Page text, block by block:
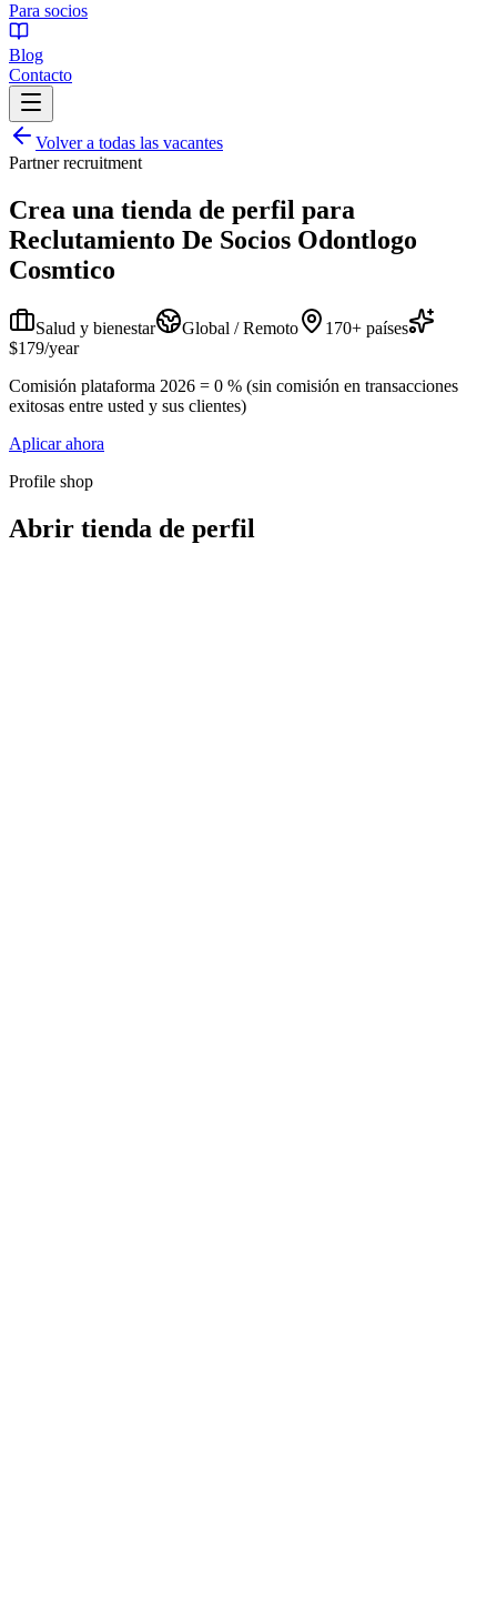
Para socios
Blog
Contacto
Volver a todas las vacantes
Partner recruitment
Crea una tienda de perfil para
Reclutamiento De Socios Odontlogo
Cosmtico
Salud y bienestar Global / Remoto
170+ países
$179/year
Comisión plataforma 2026 = 0 % (sin comisión en transacciones
exitosas entre usted y sus clientes)
Aplicar ahora
Profile shop
Abrir tienda de perfil